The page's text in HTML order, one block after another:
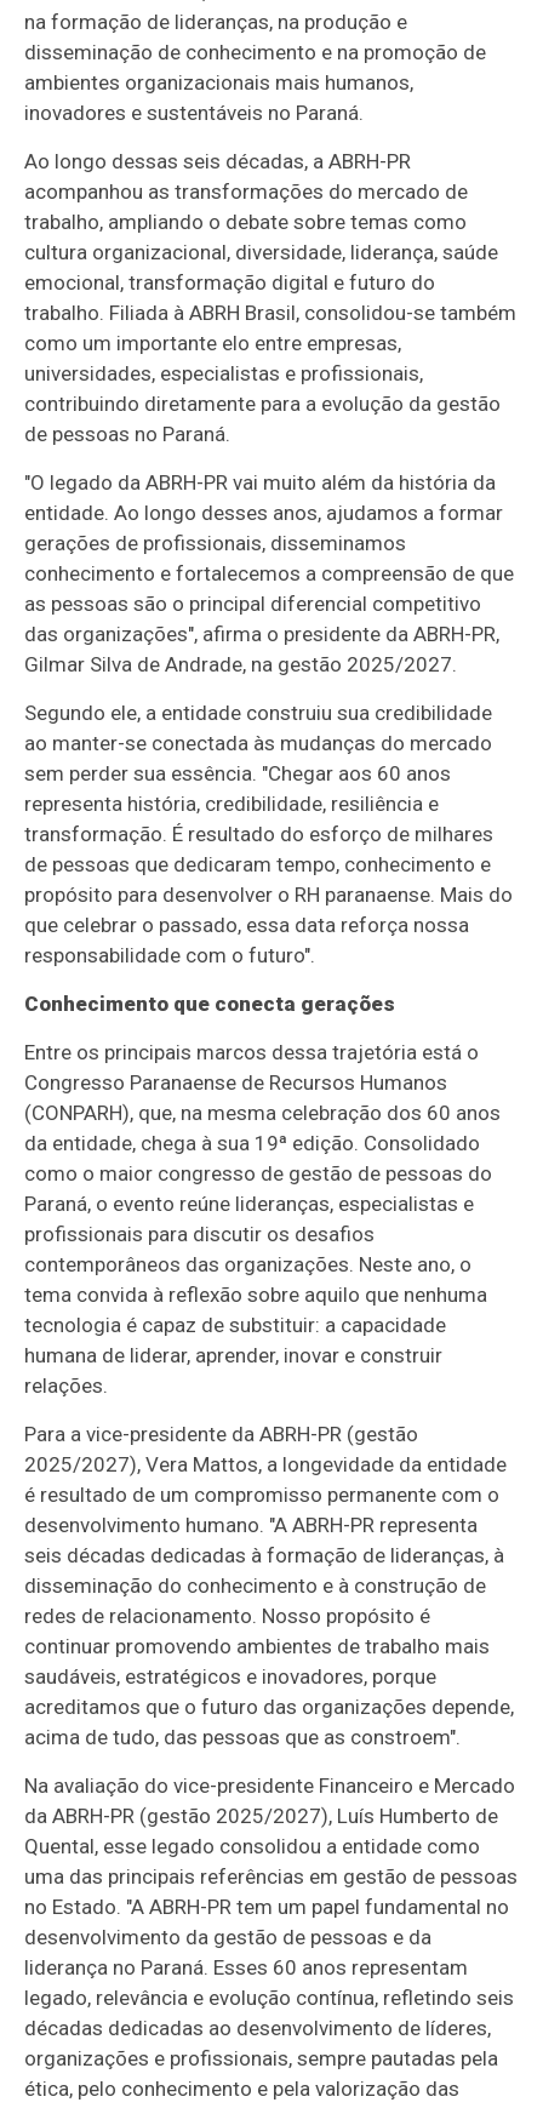
na formação de lideranças, na produção e
disseminação de conhecimento e na promoção de
ambientes organizacionais mais humanos,
inovadores e sustentáveis no Paraná.
Ao longo dessas seis décadas, a ABRH-PR
acompanhou as transformações do mercado de
trabalho, ampliando o debate sobre temas como
cultura organizacional, diversidade, liderança, saúde
emocional, transformação digital e futuro do
trabalho. Filiada à ABRH Brasil, consolidou-se também
como um importante elo entre empresas,
universidades, especialistas e profissionais,
contribuindo diretamente para a evolução da gestão
de pessoas no Paraná.
"O legado da ABRH-PR vai muito além da história da
entidade. Ao longo desses anos, ajudamos a formar
gerações de profissionais, disseminamos
conhecimento e fortalecemos a compreensão de que
as pessoas são o principal diferencial competitivo
das organizações", afirma o presidente da ABRH-PR,
Gilmar Silva de Andrade, na gestão 2025/2027.
Segundo ele, a entidade construiu sua credibilidade
ao manter-se conectada às mudanças do mercado
sem perder sua essência. "Chegar aos 60 anos
representa história, credibilidade, resiliência e
transformação. É resultado do esforço de milhares
de pessoas que dedicaram tempo, conhecimento e
propósito para desenvolver o RH paranaense. Mais do
que celebrar o passado, essa data reforça nossa
responsabilidade com o futuro".
Conhecimento que conecta gerações
Entre os principais marcos dessa trajetória está o
Congresso Paranaense de Recursos Humanos
(CONPARH), que, na mesma celebração dos 60 anos
da entidade, chega à sua 19ª edição. Consolidado
como o maior congresso de gestão de pessoas do
Paraná, o evento reúne lideranças, especialistas e
profissionais para discutir os desafios
contemporâneos das organizações. Neste ano, o
tema convida à reflexão sobre aquilo que nenhuma
tecnologia é capaz de substituir: a capacidade
humana de liderar, aprender, inovar e construir
relações.
Para a vice-presidente da ABRH-PR (gestão
2025/2027), Vera Mattos, a longevidade da entidade
é resultado de um compromisso permanente com o
desenvolvimento humano. "A ABRH-PR representa
seis décadas dedicadas à formação de lideranças, à
disseminação do conhecimento e à construção de
redes de relacionamento. Nosso propósito é
continuar promovendo ambientes de trabalho mais
saudáveis, estratégicos e inovadores, porque
acreditamos que o futuro das organizações depende,
acima de tudo, das pessoas que as constroem".
Na avaliação do vice-presidente Financeiro e Mercado
da ABRH-PR (gestão 2025/2027), Luís Humberto de
Quental, esse legado consolidou a entidade como
uma das principais referências em gestão de pessoas
no Estado. "A ABRH-PR tem um papel fundamental no
desenvolvimento da gestão de pessoas e da
liderança no Paraná. Esses 60 anos representam
legado, relevância e evolução contínua, refletindo seis
décadas dedicadas ao desenvolvimento de líderes,
organizações e profissionais, sempre pautadas pela
ética, pelo conhecimento e pela valorização das